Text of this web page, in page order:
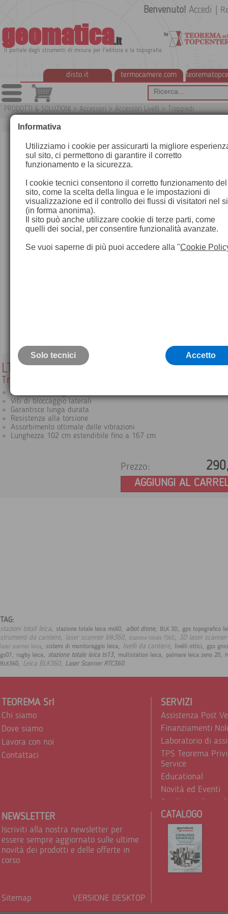
geomatica.it
Il portale degli strumenti di misura per l'edilizia e la topografia
disto.it termocamere.com
Benvenuto! Accedi
PRODOTTI & SOLUZIONI > Accessori > Accessori Livelli > Treppiedi
LT2
Treppiede pesante in legno a testa piatta
Robusto con cinghia a spalla
Viti di bloccaggio laterali
Garantisce lunga durata
Resistenza alla torsione
Assorbimento ottimale delle vibrazioni
Lunghezza 102 cm estendibile fino a 167 cm
Prezzo:
AGGIUNGI AL
TAG:
stazioni totali leica, stazione totale leica ms60, aibot drone, BLK 3D, gps topografico
strumenti da cantiere, laser scanner blk360, stazione totale TS60, 3D laser
laser scanner leica, sistemi di monitoraggio leica, livelli da cantiere, livelli ottici, gps
gs07, rugby leica, stazione totale leica ts13, multistation leica, palmare leica zeno 20,
BLK360, Leica BLK360, Laser Scanner RTC360.
TEOREMA Srl
Chi siamo
Dove siamo
Lavora con noi
Contattaci
SERVIZI
Assistenza Post
Finanziamenti
Laboratorio di
TPS Teorema
Service
Educational
Novità ed Eventi
Condizioni di
Trattamento dei
NEWSLETTER
Iscriviti alla nostra newsletter per
essere sempre aggiornato sulle ultime
novità dei prodotti e delle offerte in
corso
Sitemap VERSIONE DESKTOP
CATALOGO
Informativa
Utilizziamo i cookie per assicurarti la migliore
sul sito, ci permettono di garantire il corretto
funzionamento e la sicurezza.
I cookie tecnici consentono il corretto funzionamento del
sito, come la scelta della lingua e le impostazioni di
visualizzazione ed il controllo dei flussi di visitatori nel
(in forma anonima).
Il sito può anche utilizzare cookie di terze parti, come
quelli dei social, per consentire funzionalità avanzate.
Se vuoi saperne di più puoi accedere alla "Cookie
Solo tecnici Accetto